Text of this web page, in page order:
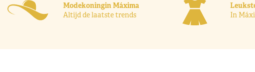
Modekoningin Máxima
Altijd de laatste trends
In